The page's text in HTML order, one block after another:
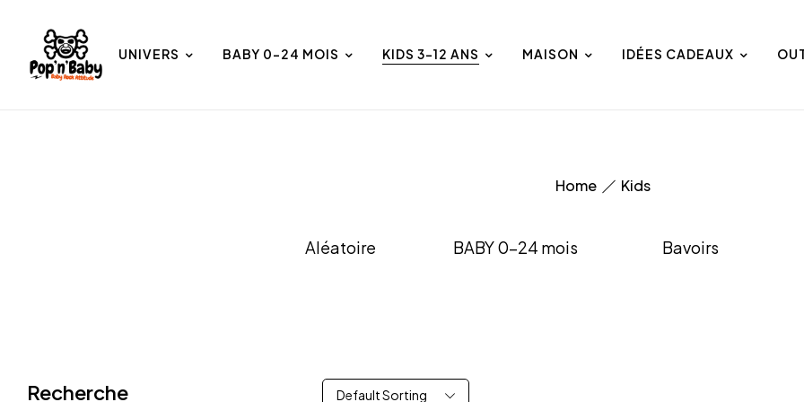
UNIVERS BABY 0-24 MOIS KIDS 3-12 ANS MAISON IDÉES CADEAUX
Home Kids
Aléatoire BABY 0-24 mois Bavoirs
Recherche Default Sorting